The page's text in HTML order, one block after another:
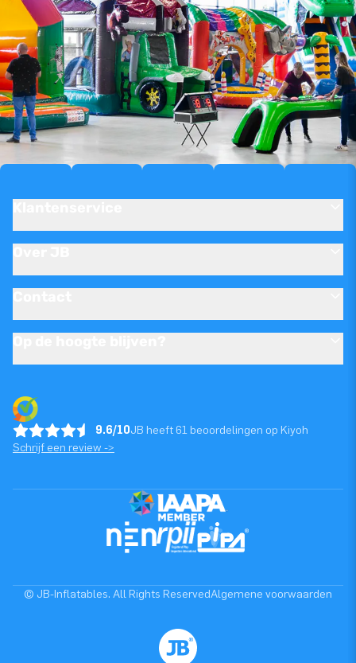
9.6/10JB heeft 61 beoordelingen op Kiyoh
Schrijf een review ->
© JB-Inflatables. All Rights ReservedAlgemene voorwaarden